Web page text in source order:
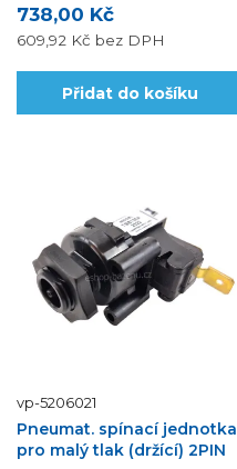
738,00 Kč
609,92 Kč bez DPH
Přidat do košíku
vp-5206021
Pneumat. spínací jednotka
pro malý tlak (držící) 2PIN